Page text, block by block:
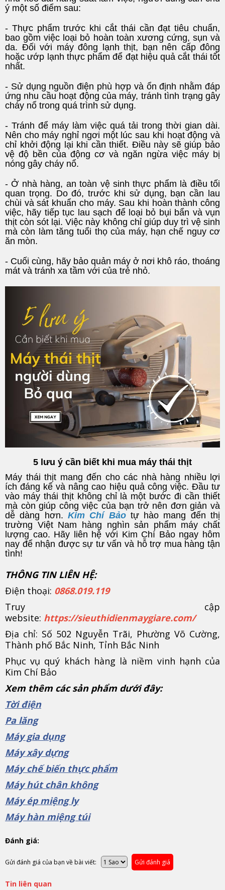
ý một số điểm sau:
- Thực phẩm trước khi cắt thái cần đạt tiêu chuẩn,
bao gồm việc loại bỏ hoàn toàn xương cứng, sụn và
da. Đối với máy đông lạnh thịt, bạn nên cấp đông
hoặc ướp lạnh thực phẩm để đạt hiệu quả cắt thái tốt
nhất.
- Sử dụng nguồn điện phù hợp và ổn định nhằm đáp
ứng nhu cầu hoạt động của máy, tránh tình trạng gây
cháy nổ trong quá trình sử dụng.
- Tránh để máy làm việc quá tải trong thời gian dài.
Nên cho máy nghỉ ngơi một lúc sau khi hoạt động và
chỉ khởi động lại khi cần thiết. Điều này sẽ giúp bảo
vệ độ bền của động cơ và ngăn ngừa việc máy bị
nóng gây cháy nổ.
- Ở nhà hàng, an toàn vệ sinh thực phẩm là điều tối
quan trọng. Do đó, trước khi sử dụng, bạn cần lau
chùi và sát khuẩn cho máy. Sau khi hoàn thành công
việc, hãy tiếp tục lau sạch để loại bỏ bụi bẩn và vụn
thịt còn sót lại. Việc này không chỉ giúp duy trì vệ sinh
mà còn làm tăng tuổi thọ của máy, hạn chế nguy cơ
ăn mòn.
- Cuối cùng, hãy bảo quản máy ở nơi khô ráo, thoáng
mát và tránh xa tầm với của trẻ nhỏ.
5 lưu ý cần biết khi mua máy thái thịt
Máy thái thịt mang đến cho các nhà hàng nhiều lợi
ích đáng kể và nâng cao hiệu quả công việc. Đầu tư
vào máy thái thịt không chỉ là một bước đi cần thiết
mà còn giúp công việc của bạn trở nên đơn giản và
dễ dàng hơn. Kim Chí Bảotự hào mang đến thị
trường Việt Nam hàng nghìn sản phẩm máy chất
lượng cao. Hãy liên hệ với Kim Chí Bảo ngay hôm
nay để nhận được sự tư vấn và hỗ trợ mua hàng tận
tình!
THÔNG TIN LIÊN HỆ:
Điện thoại: 0868.019.119
Truy cập
website: https://sieuthidienmaygiare.com/
Địa chỉ: Số 502 Nguyễn Trãi, Phường Võ Cường,
Thành phố Bắc Ninh, Tỉnh Bắc Ninh
Phục vụ quý khách hàng là niềm vinh hạnh của
Kim Chí Bảo
Xem thêm các sản phẩm dưới đây:
Tời điện
Pa lăng
Máy gia dụng
Máy xây dựng
Máy chế biến thực phẩm
Máy hút chân không
Máy ép miệng ly
Máy hàn miệng túi
Đánh giá:
Gửi đánh giá của bạn về bài viết: Gửi đánh giá
Tin liên quan